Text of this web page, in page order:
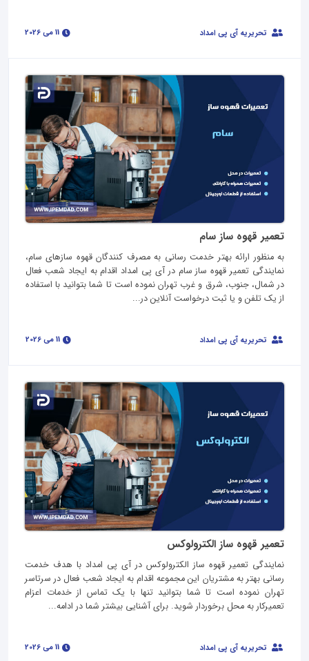
تحریریه آی پی امداد
تعمیر قهوه ساز سام
به منظور ارائه بهتر خدمت رسانی به مصرف کنندگان قهوه سازهای سام،
نمایندگی تعمیر قهوه ساز سام در آی پی امداد اقدام به ایجاد شعب فعال
در شمال، جنوب، شرق و غرب تهران نموده است تا شما بتوانید با استفاده
از یک تلفن و یا ثبت درخواست آنلاین در...
تحریریه آی پی امداد
تعمیر قهوه ساز الکترولوکس
نمایندگی تعمیر قهوه ساز الکترولوکس در آی پی امداد با هدف خدمت
رسانی بهتر به مشتریان این مجموعه اقدام به ایجاد شعب فعال در سرتاسر
تهران نموده است تا شما بتوانید تنها با یک تماس از خدمات اعزام
تعمیرکار به محل برخوردار شوید. برای آشنایی بیشتر شما در ادامه...
تحریریه آی پی امداد